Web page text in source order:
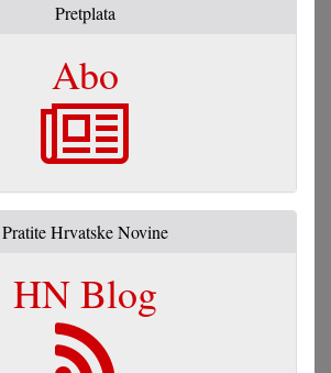
Pretplata
Abo
Pratite Hrvatske Novine
HN Blog